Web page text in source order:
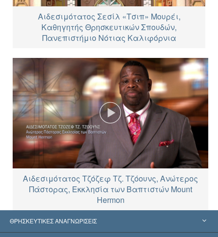
Αιδεσιμότατος Σεσίλ «Τσιπ» Μουρέι,
Καθηγητής Θρησκευτικών Σπουδών,
Πανεπιστήμιο Νότιας Καλιφόρνια
Αιδεσιμότατος Τζόζεφ Τζ. Τζόουνς, Ανώτερος
Πάστορας, Εκκλησία των Βαπτιστών Mount
Hermon
ΘΡΗΣΚΕΥΤΙΚΕΣ ΑΝΑΓΝΩΡΙΣΕΙΣ